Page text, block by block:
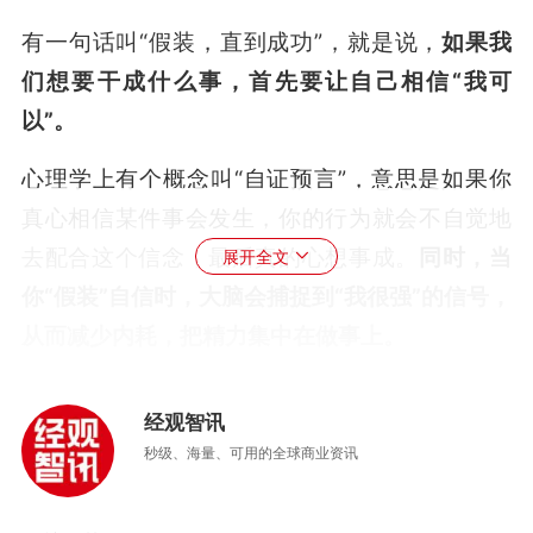
有一句话叫“假装，直到成功”，就是说，如果我
们想要干成什么事，首先要让自己相信“我可
以”。
心理学上有个概念叫“自证预言”，意思是如果你
去配合这个信念，最后真的心想事成。
遇和挑战的姿态就是敞开的，也就更有机会和动
力创造出好的结果，而那个结果又反过来加固了
展开全文
经观智讯
秒级、海量、可用的全球商业资讯